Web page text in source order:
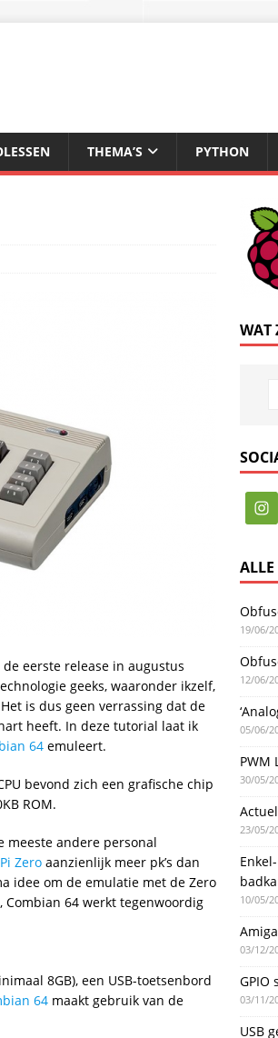
THEMA’S PYTHON
eerste release in augustus
geeks, waaronder ikzelf,
is dus geen verrassing dat de
heeft. In deze tutorial laat ik
64 emuleert.
bevond zich een grafische chip
ROM.
meeste andere personal
Zero aanzienlijk meer pk’s dan
idee om de emulatie met de Zero
64 werkt tegenwoordig
8GB), een USB-toetsenbord
64 maakt gebruik van de
WAT
ALLE
19/06/
12/06/
05/06/
PWM
30/05/
23/05/
10/05/
03/12/
GPIO
03/11/
USB